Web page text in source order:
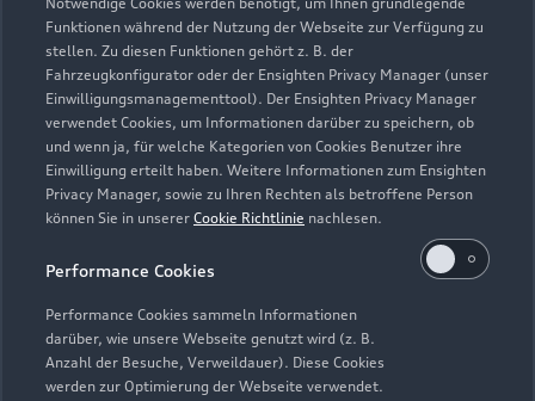
Funktionen während der Nutzung der Webseite zur Verfügung zu
stellen. Zu diesen Funktionen gehört z. B. der
Fahrzeugkonfigurator oder der Ensighten Privacy Manager (unser
Einwilligungsmanagementtool). Der Ensighten Privacy Manager
verwendet Cookies, um Informationen darüber zu speichern, ob
und wenn ja, für welche Kategorien von Cookies Benutzer ihre
Einwilligung erteilt haben. Weitere Informationen zum Ensighten
Privacy Manager, sowie zu Ihren Rechten als betroffene Person
können Sie in unserer Cookie Richtlinie nachlesen.
Performance Cookies
Performance Cookies sammeln Informationen
darüber, wie unsere Webseite genutzt wird (z. B.
Anzahl der Besuche, Verweildauer). Diese Cookies
werden zur Optimierung der Webseite verwendet.
Zur Reparatur